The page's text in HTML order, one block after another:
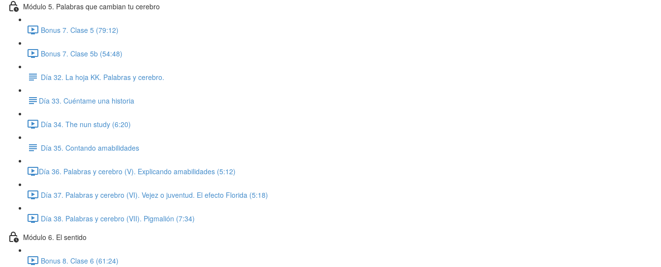
Módulo 5. Palabras que cambian tu cerebro
Bonus 7. Clase 5 (79:12)
Bonus 7. Clase 5b (54:48)
Día 32. La hoja KK. Palabras y cerebro.
​Día 33. Cuéntame una historia
Día 34. The nun study (6:20)
Día 35. Contando amabilidades
​Día 36. Palabras y cerebro (V). Explicando amabilidades (5:12)
Día 37. Palabras y cerebro (VI). Vejez o juventud. El efecto Florida (5:18)
Día 38. Palabras y cerebro (VII). Pigmalión (7:34)
Módulo 6. El sentido
Bonus 8. Clase 6 (61:24)